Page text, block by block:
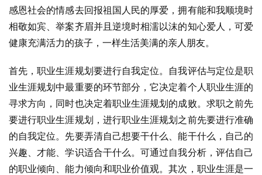
感恩社会的情感去回报祖国人民的厚爱，拥有能和我顺境时
相敬如宾、举案齐眉并且逆境时相濡以沫的知心爱人，可爱
健康充满活力的孩子，一样生活美满的亲人朋友。
首先，职业生涯规划要进行自我定位。自我评估与定位是职
业生涯规划中最重要的环节部分，它决定着个人职业生涯的
寻求方向，同时也决定着职业生涯规划的成败。求职之前先
要进行职业生涯规划，进行职业生涯规划之前先要进行准确
的自我定位。先要弄清自己想要干什么、能干什么，自己的
兴趣、才能、学识适合干什么。可通过自我分析，评估自己
的职业倾向、能力倾向和职业价值观。其次，职业生涯是一